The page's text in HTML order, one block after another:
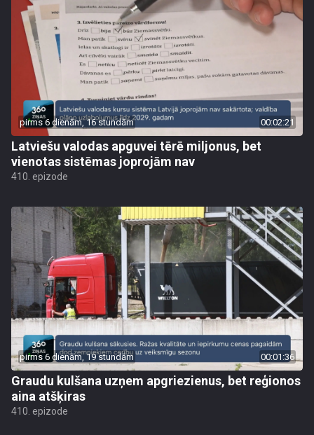
pirms 6 dienām, 16 stundām 00:02:21
Latviešu valodas apguvei tērē miljonus, bet
vienotas sistēmas joprojām nav
410. epizode
pirms 6 dienām, 19 stundām 00:01:36
Graudu kulšana uzņem apgriezienus, bet reģionos
aina atšķiras
410. epizode